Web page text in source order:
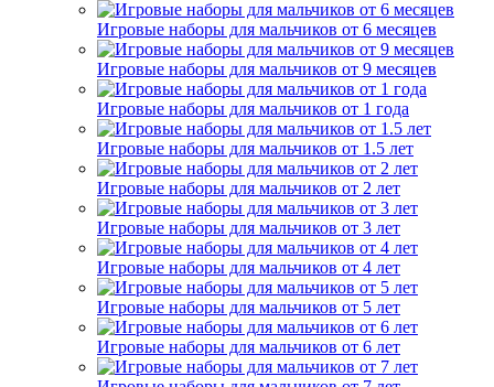
Игровые наборы для мальчиков от 6 месяцев
Игровые наборы для мальчиков от 9 месяцев
Игровые наборы для мальчиков от 1 года
Игровые наборы для мальчиков от 1.5 лет
Игровые наборы для мальчиков от 2 лет
Игровые наборы для мальчиков от 3 лет
Игровые наборы для мальчиков от 4 лет
Игровые наборы для мальчиков от 5 лет
Игровые наборы для мальчиков от 6 лет